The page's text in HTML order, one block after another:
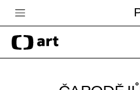
Česká televize
Zpravodajství